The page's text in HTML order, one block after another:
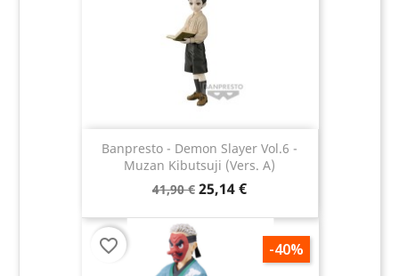
Banpresto - Demon Slayer Vol.6 -
Muzan Kibutsuji (vers. A)
41,90 € 25,14 €
-40%
favorite_border